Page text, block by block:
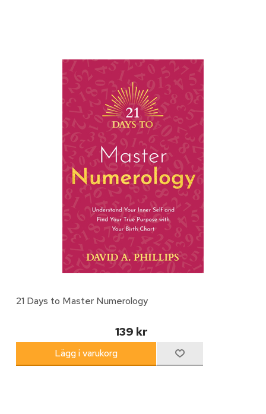
21 Days to Master Numerology
139 kr